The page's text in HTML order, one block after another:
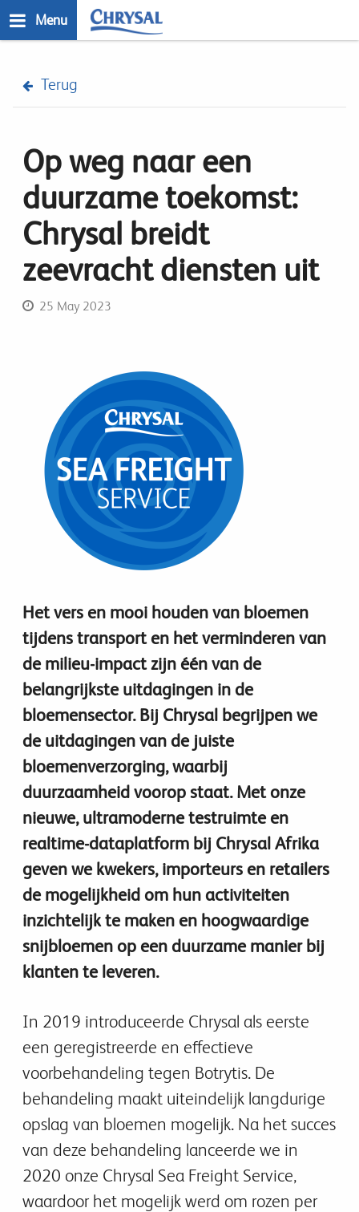
to
Menu
Terug
Op weg naar een
duurzame toekomst:
Chrysal breidt
zeevracht diensten uit
25 May 2023
Het vers en mooi houden van bloemen
tijdens transport en het verminderen van
de milieu-impact zijn één van de
belangrijkste uitdagingen in de
bloemensector. Bij Chrysal begrijpen we
de uitdagingen van de juiste
bloemenverzorging, waarbij
duurzaamheid voorop staat. Met onze
nieuwe, ultramoderne testruimte en
realtime-dataplatform bij Chrysal Afrika
geven we kwekers, importeurs en retailers
de mogelijkheid om hun activiteiten
inzichtelijk te maken en hoogwaardige
snijbloemen op een duurzame manier bij
klanten te leveren.
In 2019 introduceerde Chrysal als eerste
een geregistreerde en effectieve
voorbehandeling tegen Botrytis. De
behandeling maakt uiteindelijk langdurige
opslag van bloemen mogelijk. Na het succes
van deze behandeling lanceerde we in
2020 onze Chrysal Sea Freight Service,
waardoor het mogelijk werd om rozen per